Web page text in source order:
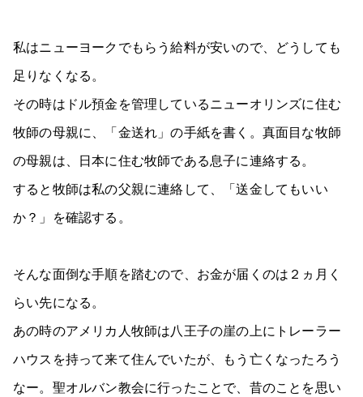
私はニューヨークでもらう給料が安いので、どうしても
足りなくなる。
その時はドル預金を管理しているニューオリンズに住む
牧師の母親に、「金送れ」の手紙を書く。真面目な牧師
の母親は、日本に住む牧師である息子に連絡する。
すると牧師は私の父親に連絡して、「送金してもいい
か？」を確認する。
そんな面倒な手順を踏むので、お金が届くのは２ヵ月く
らい先になる。
あの時のアメリカ人牧師は八王子の崖の上にトレーラー
ハウスを持って来て住んでいたが、もう亡くなったろう
なー。聖オルバン教会に行ったことで、昔のことを思い